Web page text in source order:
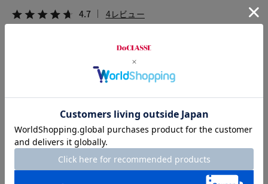
4.7 4レビュー
身長160cm 体型大柄
カラー：ストーン
サイズ：11号
ストーン11号を購入。
思った通りの色とデザインでよかったです。